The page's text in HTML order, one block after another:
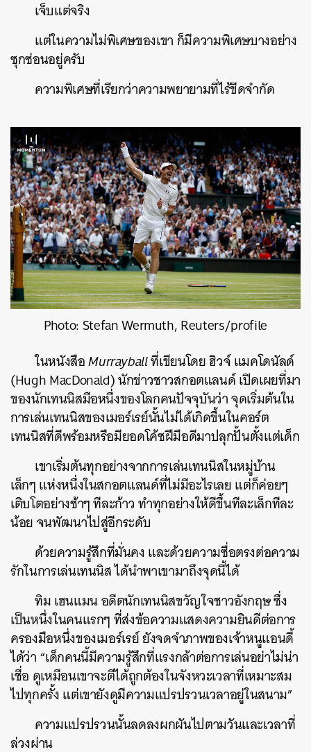
เจ็บแต่จริง
แต่ในความไม่พิเศษของเขา ก็มีความพิเศษบางอย่าง
ซุกซ่อนอยู่ครับ
ความพิเศษที่เรียกว่าความพยายามที่ไร้ขีดจำกัด
Photo: Stefan Wermuth, Reuters/profile
ในหนังสือMurrayballที่เขียนโดย ฮิวจ์ แมคโดนัลด์
(Hugh MacDonald) นักข่าวชาวสกอตแลนด์ เปิดเผยที่มา
ของนักเทนนิสมือหนึ่งของโลกคนปัจจุบันว่า จุดเริ่มต้นใน
การเล่นเทนนิสของเมอร์เรย์นั้นไม่ได้เกิดขึ้นในคอร์ต
เทนนิสที่ดีพร้อมหรือมียอดโค้ชฝีมือดีมาปลุกปั้นตั้งแต่เด็ก
เขาเริ่มต้นทุกอย่างจากการเล่นเทนนิสในหมู่บ้าน
เล็กๆ แห่งหนึ่งในสกอตแลนด์ที่ไม่มีอะไรเลย แต่ก็ค่อยๆ
เติบโตอย่างช้าๆ ทีละก้าว ทำทุกอย่างให้ดีขึ้นทีละเล็กทีละ
น้อย จนพัฒนาไปสู่อีกระดับ
ด้วยความรู้สึกที่มั่นคง และด้วยความซื่อตรงต่อความ
รักในการเล่นเทนนิส ได้นำพาเขามาถึงจุดนี้ได้
ทิม เฮนแมน อดีตนักเทนนิสขวัญใจชาวอังกฤษ ซึ่ง
เป็นหนึ่งในคนแรกๆ ที่ส่งข้อความแสดงความยินดีต่อการ
ครองมือหนึ่งของเมอร์เรย์ ยังจดจำภาพของเจ้าหนูแอนดี้
ได้ว่า “เด็กคนนี้มีความรู้สึกที่แรงกล้าต่อการเล่นอย่าไม่น่า
เชื่อ ดูเหมือนเขาจะตีได้ถูกต้องในจังหวะเวลาที่เหมาะสม
ไปทุกครั้ง แต่เขายังดูมีความแปรปรวนเวลาอยู่ในสนาม”
ความแปรปรวนนั้นลดลงผกผันไปตามวันและเวลาที่
ล่วงผ่าน